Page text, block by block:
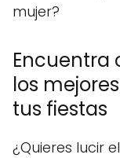
mujer?
Encuentra
los
tus fiestas
¿Quieres lucir